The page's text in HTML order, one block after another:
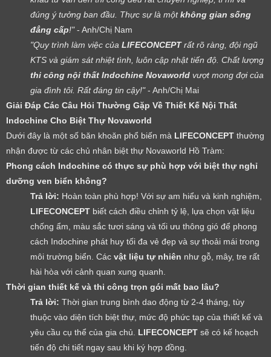
đúng ý tưởng ban đầu. Thực sự là mộtkhông gian sống
đẳng cấp!"- Anh/Chị Nam
"Quy trình làm việc của LIFECONCEPTrất rõ ràng, đội ngũ
KTS và giám sát nhiệt tình, luôn cập nhật tiến độ. Chất lượng
thi công nội thất Indochine Novaworld vượt mong đợi của
gia đình tôi. Rất đáng tin cậy!"- Anh/Chị Mai
Giải Đáp Các Câu Hỏi Thường Gặp Về Thiết Kế Nội Thất
Indochine Cho Biệt Thự Novaworld
Dưới đây là một số băn khoăn phổ biến mà LIFECONCEPT thường
nhận được từ các chủ nhân biệt thự Novaworld Hồ Tràm:
Phong cách Indochine có thực sự phù hợp với biệt thự nghỉ
dưỡng ven biển không?
Trả lời: Hoàn toàn phù hợp! Với sự am hiểu và kinh nghiệm,
LIFECONCEPT biết cách điều chỉnh tỷ lệ, lựa chọn vật liệu
chống ẩm, màu sắc tươi sáng và tối ưu thông gió để phong
cách Indochine phát huy tối đa vẻ đẹp và sự thoải mái trong
môi trường biển. Các vật liệu tự nhiên như gỗ, mây, tre rất
hài hòa với cảnh quan xung quanh.
Thời gian thiết kế và thi công trọn gói mất bao lâu?
Trả lời: Thời gian trung bình dao động từ 2-4 tháng, tùy
thuộc vào diện tích biệt thự, mức độ phức tạp của thiết kế và
yêu cầu cụ thể của gia chủ. LIFECONCEPT sẽ có kế hoạch
tiến độ chi tiết ngay sau khi ký hợp đồng.